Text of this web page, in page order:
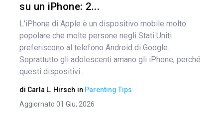
su un iPhone: 2...
L'iPhone di Apple è un dispositivo mobile molto
popolare che molte persone negli Stati Uniti
preferiscono al telefono Android di Google.
Soprattutto gli adolescenti amano gli iPhone, perché
questi dispositivi...
di Carla L. Hirsch in Parenting Tips
Aggiornato 01 Giu, 2026